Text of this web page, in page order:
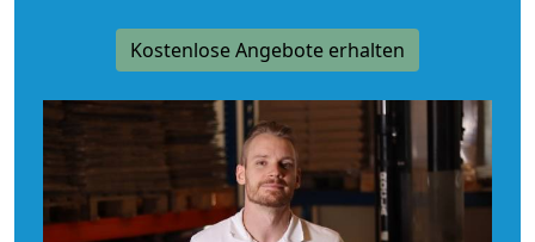
Kostenlose Angebote erhalten